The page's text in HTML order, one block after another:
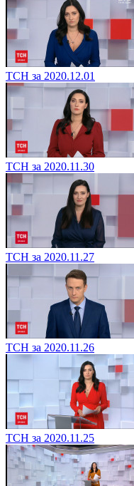
ТСН за 2020.12.01
ТСН за 2020.11.30
ТСН за 2020.11.27
ТСН за 2020.11.26
ТСН за 2020.11.25